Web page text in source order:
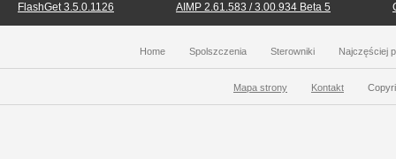
FlashGet 3.5.0.1126
AIMP 2.61.583 / 3.00.934 Beta 5
Home Spolszczenia Sterowniki Najczęściej
Mapa strony Kontakt